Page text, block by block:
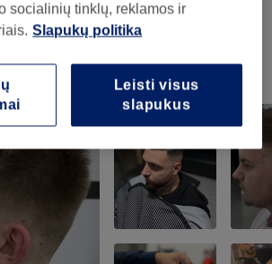
Hair Coloring (1 )
detales, paspauskite ant nuotraukos
socialinių tinklų, reklamos ir
Slapukų politika
Leisti visus
slapukus